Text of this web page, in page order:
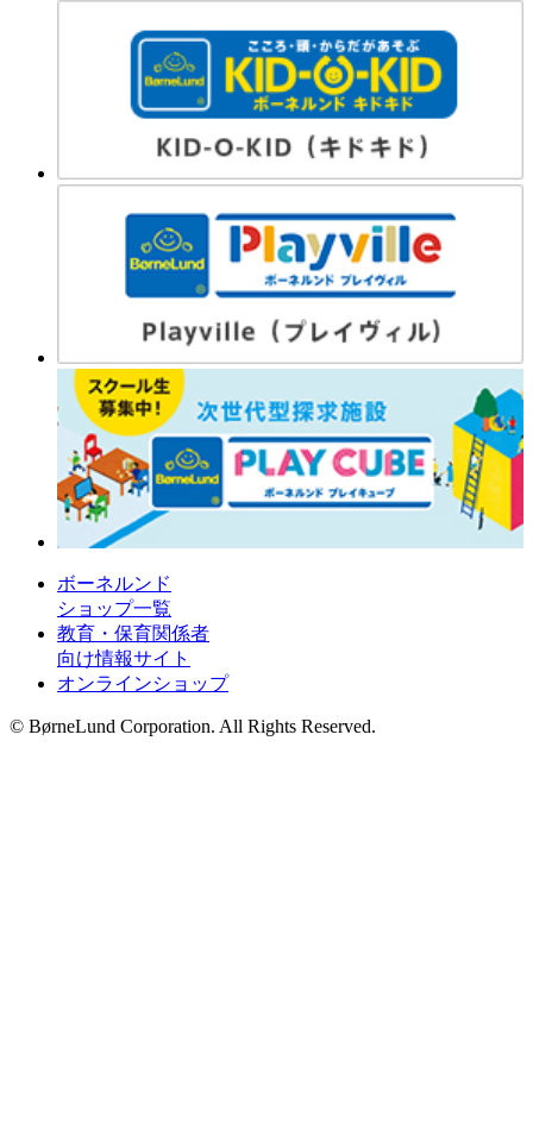
ボーネルンド
ショップ一覧
教育・保育関係者
向け情報サイト
オンラインショップ
© BørneLund Corporation. All Rights Reserved.